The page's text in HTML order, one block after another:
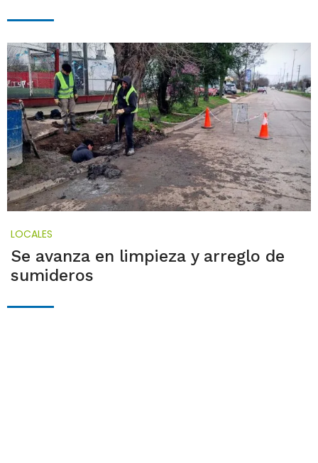
LOCALES
Se avanza en limpieza y arreglo de
sumideros